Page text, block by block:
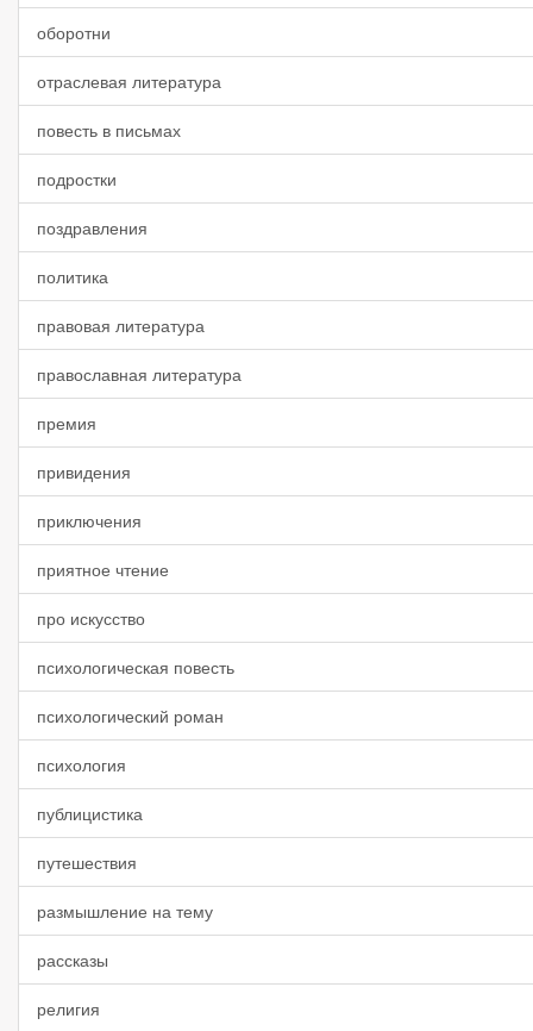
оборотни
отраслевая литература
повесть в письмах
подростки
поздравления
политика
правовая литература
православная литература
премия
привидения
приключения
приятное чтение
про искусство
психологическая повесть
психологический роман
психология
публицистика
путешествия
размышление на тему
рассказы
религия